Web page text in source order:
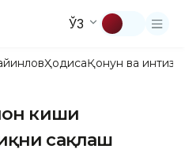
ЎЗ
ҲодисаҚонун ва
киши
сақлаш